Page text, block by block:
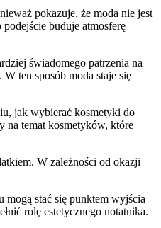
pokazuje, że moda nie jest
buduje atmosferę
świadomego patrzenia na
ten sposób moda staje się
jak wybierać kosmetyki do
na temat kosmetyków, które
W zależności od okazji
stać się punktem wyjścia
rolę estetycznego notatnika.